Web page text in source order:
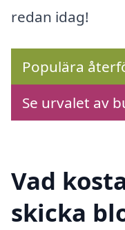
redan idag!
Populära
Se urvalet av
Vad
skicka